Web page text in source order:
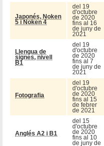
Japonés, Noken
5 i Noken 4
del 19
d'octubre
de 2020
fins al 16
de juny de
2021
Llengua de
signes, nivell
B1
del 19
d'octubre
de 2020
fins al 7
de juny de
2021
Fotografia
del 19
d'octubre
de 2020
fins al 15
de febrer
de 2021
Anglés A2 i B1
del 15
d'octubre
de 2020
fins al 10
de juny de